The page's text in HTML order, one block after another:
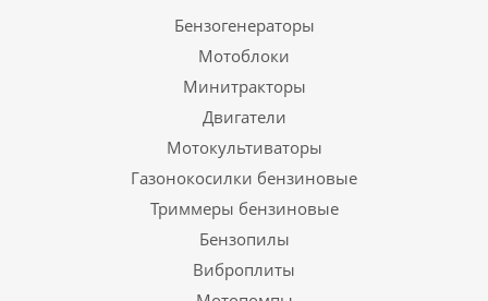
Бензогенераторы
Мотоблоки
Минитракторы
Двигатели
Мотокультиваторы
Газонокосилки бензиновые
Триммеры бензиновые
Бензопилы
Виброплиты